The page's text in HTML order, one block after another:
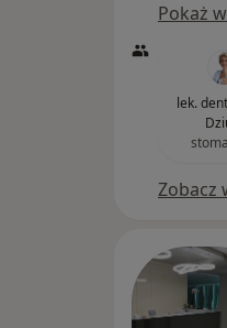
Pokaż
lek.
Zobacz